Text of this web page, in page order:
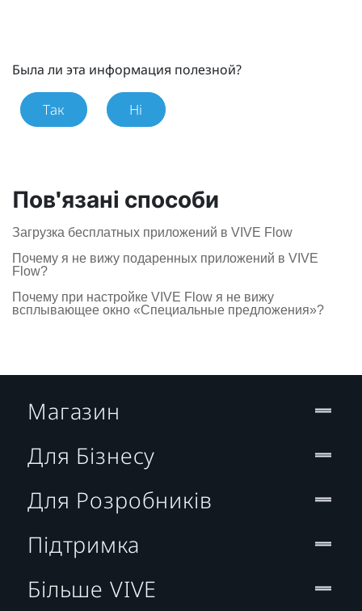
Была ли эта информация полезной?
Так Ні
Пов'язані способи
Загрузка бесплатных приложений в VIVE Flow
Почему я не вижу подаренных приложений в VIVE
Flow?
Почему при настройке VIVE Flow я не вижу
всплывающее окно «Специальные предложения»?
Магазин
Для Бізнесу
Для Розробників
Підтримка
Більше VIVE